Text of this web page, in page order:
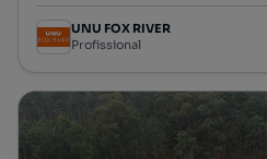
UNU FOX RIVER
Profissional